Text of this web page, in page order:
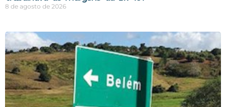
8 de agosto de 2026